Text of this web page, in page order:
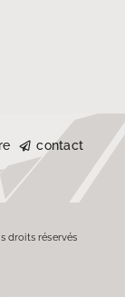
contact
droits réservés